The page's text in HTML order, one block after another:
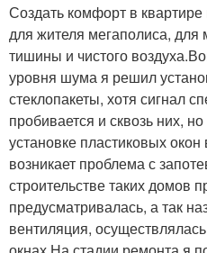
Создать комфорт в
для жителя мегаполиса,
тишины и чистого
уровня шума я решил
стеклопакеты, хотя сигнал
пробивается и сквозь них,
установке пластиковых
возникает проблема с
строительстве таких домов
предусматривалась, а так
вентиляция,